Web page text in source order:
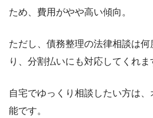
ため、費用がやや高い傾向。
ただし、債務整理の法律相談は
り、分割払いにも対応してくれま
自宅でゆっくり相談したい方は
能です。